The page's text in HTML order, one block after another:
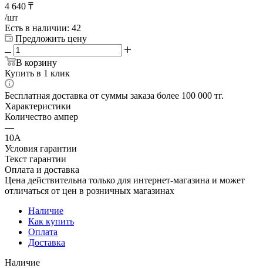
4 640 ₸
/шт
Есть в наличии: 42
Предложить цену
В корзину
Купить в 1 клик
Бесплатная доставка от суммы заказа более 100 000 тг.
Характеристики
Количество ампер
—
10А
Условия гарантии
Текст гарантии
Оплата и доставка
Цена действительна только для интернет-магазина и может
отличаться от цен в розничных магазинах
Наличие
Как купить
Оплата
Доставка
Наличие